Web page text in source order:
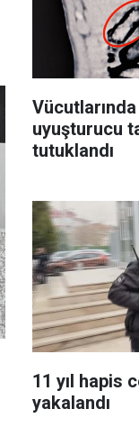
uyuşturucu
tutuklandı
11 yıl hapis
yakalandı